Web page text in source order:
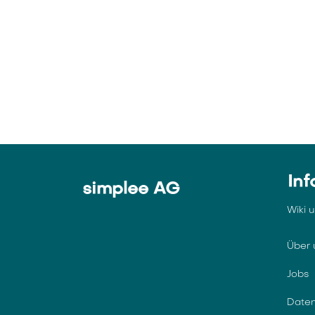
simplee AG
Wiki
Über
Jobs